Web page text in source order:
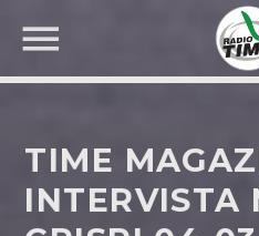
TIME
INTERVISTA